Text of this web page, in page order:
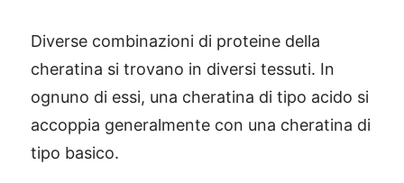
Diverse combinazioni di proteine della
cheratina si trovano in diversi tessuti. In
ognuno di essi, una cheratina di tipo acido si
accoppia generalmente con una cheratina di
tipo basico.